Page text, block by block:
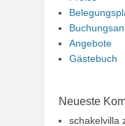
Angebote
Gästebuch
Neueste
schakelvilla